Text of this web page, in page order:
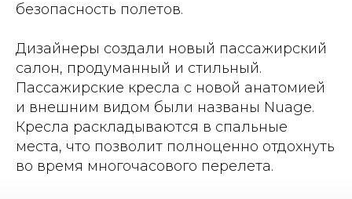
безопасность полетов.
Дизайнеры создали новый пассажирский
салон, продуманный и стильный.
Пассажирские кресла с новой анатомией
и внешним видом были названы Nuage.
Кресла раскладываются в спальные
места, что позволит полноценно отдохнуть
во время многочасового перелета.